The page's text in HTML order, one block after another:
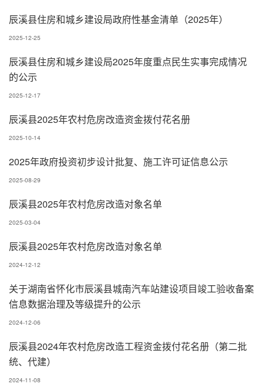
辰溪县住房和城乡建设局政府性基金清单（2025年）
2025-12-25
辰溪县住房和城乡建设局2025年度重点民生实事完成情况
的公示
2025-12-17
辰溪县2025年农村危房改造资金拨付花名册
2025-10-14
2025年政府投资初步设计批复、施工许可证信息公示
2025-08-29
辰溪县2025年农村危房改造对象名单
2025-03-04
辰溪县2025年农村危房改造对象名单
2024-12-12
关于湖南省怀化市辰溪县城南汽车站建设项目竣工验收备案
信息数据治理及等级提升的公示
2024-12-06
辰溪县2024年农村危房改造工程资金拨付花名册（第二批
统、代建）
2024-11-08